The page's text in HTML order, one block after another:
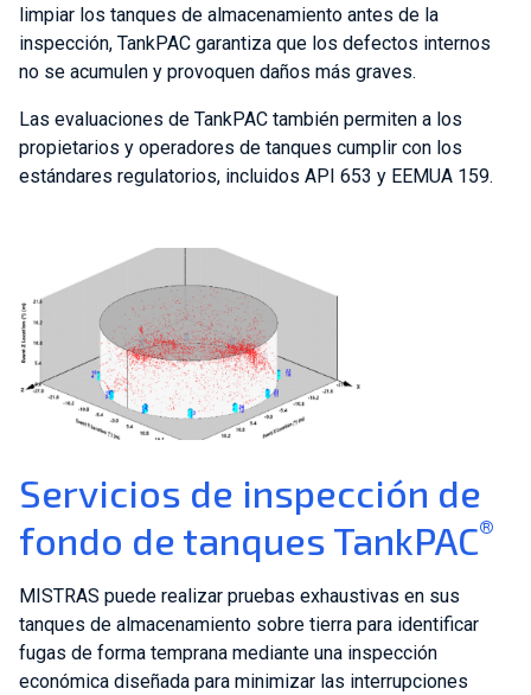
limpiar los tanques de almacenamiento antes de la
inspección, TankPAC garantiza que los defectos internos
no se acumulen y provoquen daños más graves.
Las evaluaciones de TankPAC también permiten a los
propietarios y operadores de tanques cumplir con los
estándares regulatorios, incluidos API 653 y EEMUA 159.
Servicios de inspección de
fondo de tanques TankPAC®
MISTRAS puede realizar pruebas exhaustivas en sus
tanques de almacenamiento sobre tierra para identificar
fugas de forma temprana mediante una inspección
económica diseñada para minimizar las interrupciones